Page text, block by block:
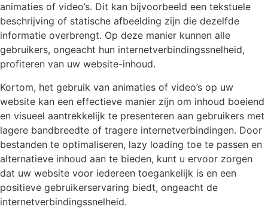
animaties of video’s. Dit kan bijvoorbeeld een tekstuele
beschrijving of statische afbeelding zijn die dezelfde
informatie overbrengt. Op deze manier kunnen alle
gebruikers, ongeacht hun internetverbindingssnelheid,
profiteren van uw website-inhoud.
Kortom, het gebruik van animaties of video’s op uw
website kan een effectieve manier zijn om inhoud boeiend
en visueel aantrekkelijk te presenteren aan gebruikers met
lagere bandbreedte of tragere internetverbindingen. Door
bestanden te optimaliseren, lazy loading toe te passen en
alternatieve inhoud aan te bieden, kunt u ervoor zorgen
dat uw website voor iedereen toegankelijk is en een
positieve gebruikerservaring biedt, ongeacht de
internetverbindingssnelheid.